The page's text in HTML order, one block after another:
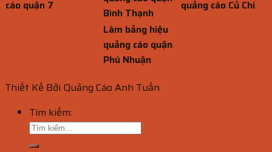
cáo quận 7
Bình Thạnh
quảng cáo Củ Chi
Làm bảng hiệu
quảng cáo quận
Phú Nhuận
Thiết Kế Bởi Quảng Cáo Anh Tuấn
Tìm kiếm: